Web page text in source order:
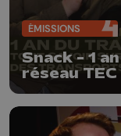
ÉMISSIONS
Snack - 1
réseau
cauchemar